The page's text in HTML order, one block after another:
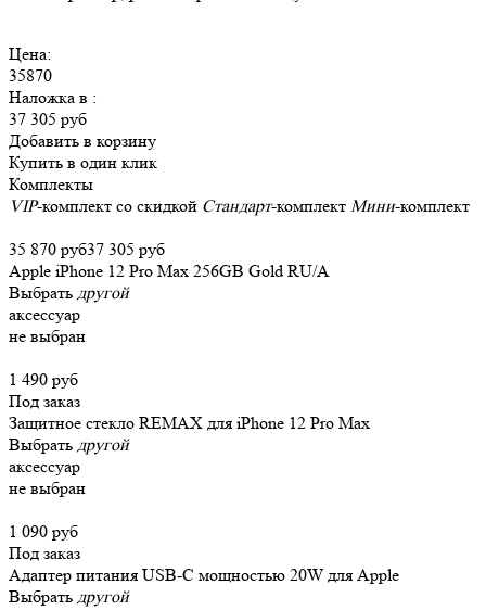
Цена:
35870
Наложка в :
37 305 руб
Добавить в корзину
Купить в один клик
Комплекты
VIP-комплект со скидкой Стандарт-комплект Мини-комплект
35 870 руб37 305 руб
Apple iPhone 12 Pro Max 256GB Gold RU/A
Выбрать другой
аксессуар
не выбран
1 490 руб
Под заказ
Защитное стекло REMAX для iPhone 12 Pro Max
Выбрать другой
аксессуар
не выбран
1 090 руб
Под заказ
Адаптер питания USB-C мощностью 20W для Apple
Выбрать другой